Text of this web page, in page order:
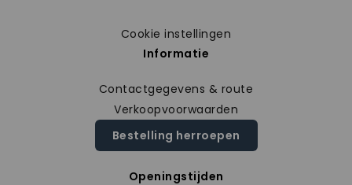
Cookie instellingen
Informatie
Contactgegevens & route
Verkoopvoorwaarden
Bestelling herroepen
Openingstijden